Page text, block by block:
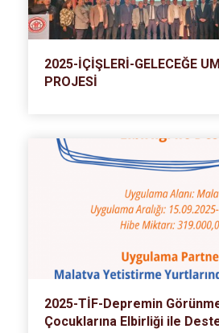
2025-İÇİŞLERİ-GELECEĞE
PROJESİ
2025-TİF-Depremin
Çocuklarına Elbirliği ile